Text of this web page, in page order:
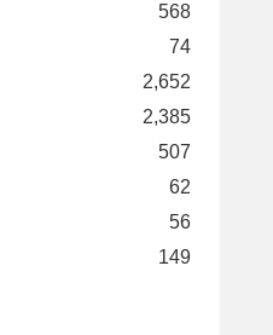
568
74
2,652
2,385
507
62
56
149